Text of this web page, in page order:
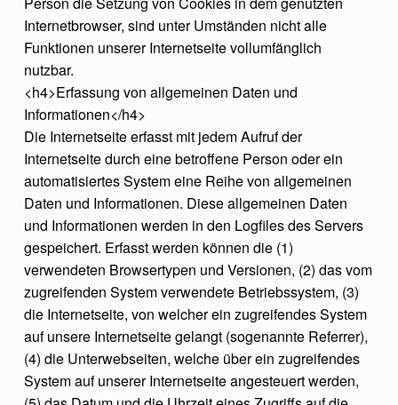
Internetbrowser, sind unter Umständen nicht alle
Funktionen unserer Internetseite vollumfänglich
nutzbar.
<h4>Erfassung von allgemeinen Daten und
Informationen</h4>
Die Internetseite erfasst mit jedem Aufruf der
Internetseite durch eine betroffene Person oder ein
automatisiertes System eine Reihe von allgemeinen
Daten und Informationen. Diese allgemeinen Daten
und Informationen werden in den Logfiles des Servers
gespeichert. Erfasst werden können die (1)
verwendeten Browsertypen und Versionen, (2) das vom
zugreifenden System verwendete Betriebssystem, (3)
die Internetseite, von welcher ein zugreifendes System
auf unsere Internetseite gelangt (sogenannte Referrer),
(4) die Unterwebseiten, welche über ein zugreifendes
System auf unserer Internetseite angesteuert werden,